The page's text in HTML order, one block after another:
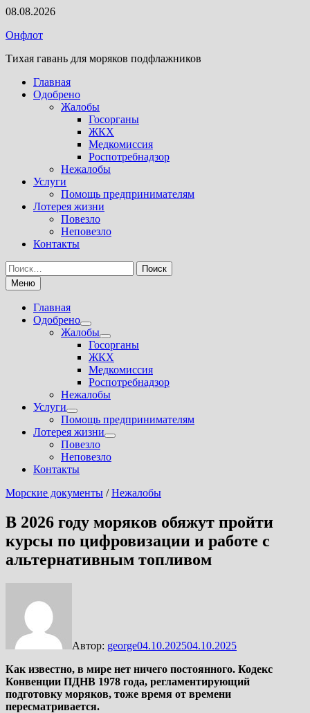
Перейти
содержимому
08.08.2026
Онфлот
Тихая гавань для моряков подфлажников
Главная
Одобрено
Жалобы
Госорганы
ЖКХ
Медкомиссия
Роспотребнадзор
Нежалобы
Услуги
Помощь предпринимателям
Лотерея жизни
Повезло
Неповезло
Контакты
Найти:
Меню
Главная
Одобрено
Показать
подменю
Жалобы
Показать
подменю
Госорганы
ЖКХ
Медкомиссия
Роспотребнадзор
Нежалобы
Услуги
Показать
подменю
Помощь предпринимателям
Лотерея жизни
Показать
Повезло
Неповезло
Контакты
Морские документы /Нежалобы
В 2026 году моряков обяжут пройти
курсы по цифровизации и работе с
альтернативным топливом
Автор: george04.10.202504.10.2025
Как известно, в мире нет ничего постоянного. Кодекс
Конвенции ПДНВ 1978 года, регламентирующий
подготовку моряков, тоже время от времени
пересматривается.